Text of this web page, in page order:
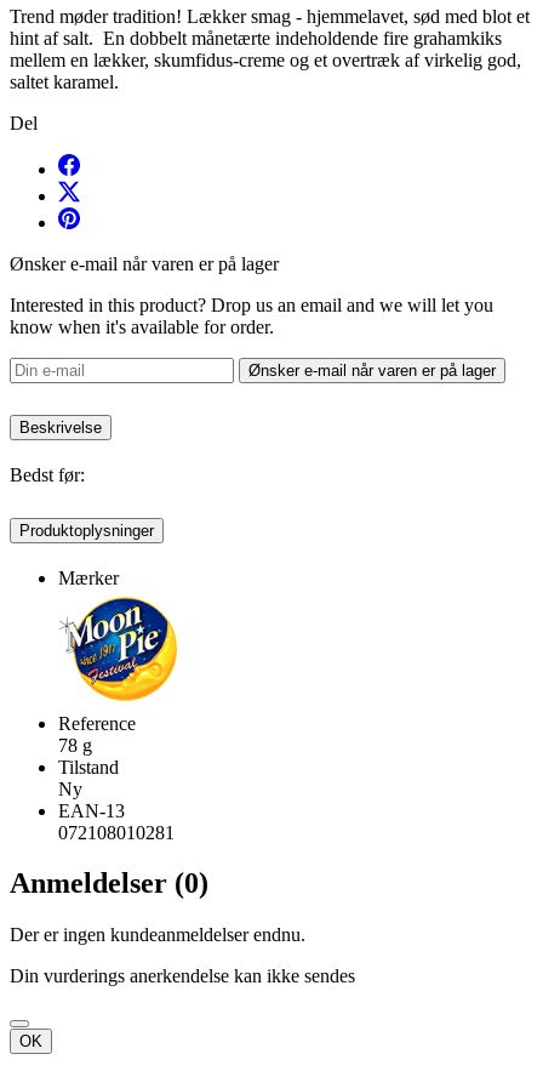
Trend møder tradition! Lækker smag - hjemmelavet, sød med blot et
hint af salt. En dobbelt månetærte indeholdende fire grahamkiks
mellem en lækker, skumfidus-creme og et overtræk af virkelig god,
saltet karamel.
Del
Ønsker e-mail når varen er på lager
Interested in this product? Drop us an email and we will let you
know when it's available for order.
Ønsker e-mail når varen er på lager
Beskrivelse
Bedst før:
Produktoplysninger
Mærker
Reference
78 g
Tilstand
Ny
EAN-13
072108010281
Anmeldelser (0)
Der er ingen kundeanmeldelser endnu.
Din vurderings anerkendelse kan ikke sendes
OK